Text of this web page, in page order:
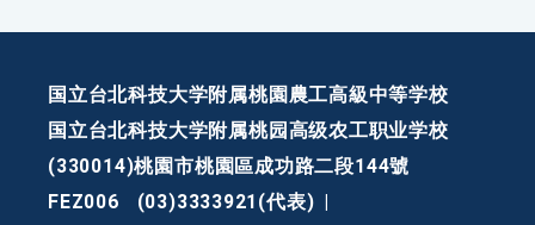
国立台北科技大学附属桃園農工高級中等学校
国立台北科技大学附属桃园高级农工职业学校
(330014)桃園市桃園區成功路二段144號
FEZ006
(03)3333921(代表)